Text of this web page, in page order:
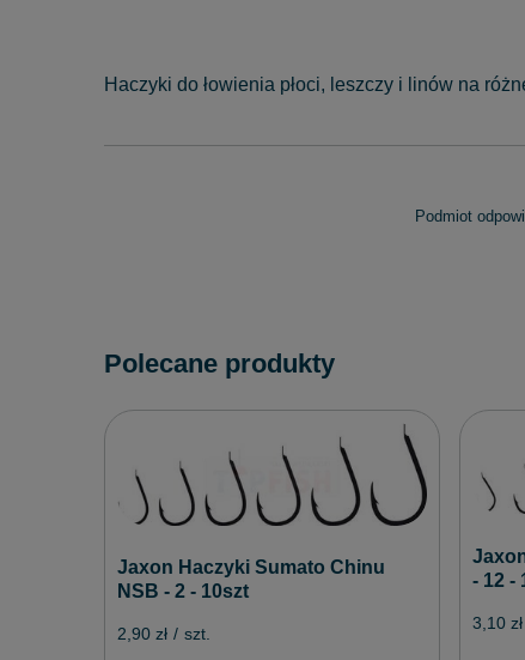
Haczyki do łowienia płoci, leszczy i linów na
Podmiot
Polecane produkty
Jaxon Haczyki Sumato Chinu
NSB - 2 - 10szt
2,90 zł / szt.
- 12 -
3,10 zł